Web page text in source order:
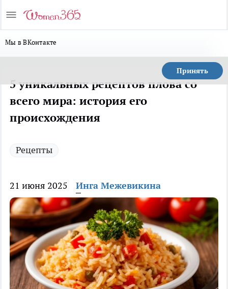
Мы в ВКонтакте
Принять
5 уникальных рецептов плова со
всего мира: история его
происхождения
Рецепты
21 июня 2025 Инга Межевикина